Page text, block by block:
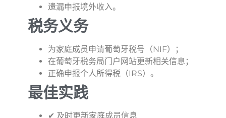
遗漏申报境外收入。
税务义务
为家庭成员申请葡萄牙税号（NIF）；
在葡萄牙税务局门户网站更新相关信息；
正确申报个人所得税（IRS）。
最佳实践
✔ 及时更新家庭成员信息